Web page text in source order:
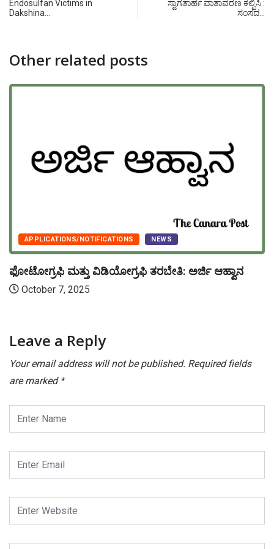
Endosulfan Victims in
Dakshina…
ಸ್ವಾಗತಾರ್ಹ ವಾತಾವರಣ ಕಲ್ಪಿಸಿ :
ಸಂಸದ…
Other related posts
APPLICATIONS/NOTIFICATIONS NEWS
ಫೋಟೋಗ್ರಫಿ ಮತ್ತು ವಿಡಿಯೋಗ್ರಫಿ ತರಬೇತಿ: ಅರ್ಜಿ ಆಹ್ವಾನ
October 7, 2025
Leave a Reply
Your email address will not be published. Required fields
are marked *